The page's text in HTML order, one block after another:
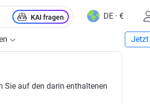
KAI fragen DE · €
Jetzt
Sie auf den darin enthaltenen